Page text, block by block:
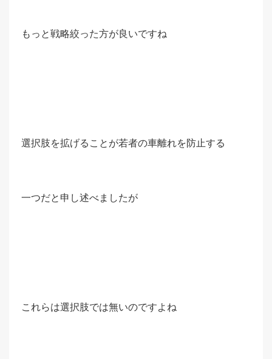
もっと戦略絞った方が良いですね
選択肢を拡げることが若者の車離れを防止する
一つだと申し述べましたが
これらは選択肢では無いのですよね